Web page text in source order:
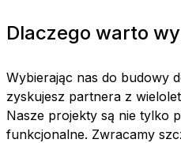
Dlaczego warto
Wybierając nas do budowy
zyskujesz partnera z
Nasze projekty są nie tylko
funkcjonalne. Zwracamy